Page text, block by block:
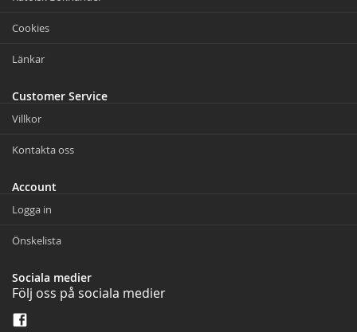
Cookies
Länkar
Customer Service
Villkor
Kontakta oss
Account
Logga in
Önskelista
Sociala medier
Följ oss på sociala medier